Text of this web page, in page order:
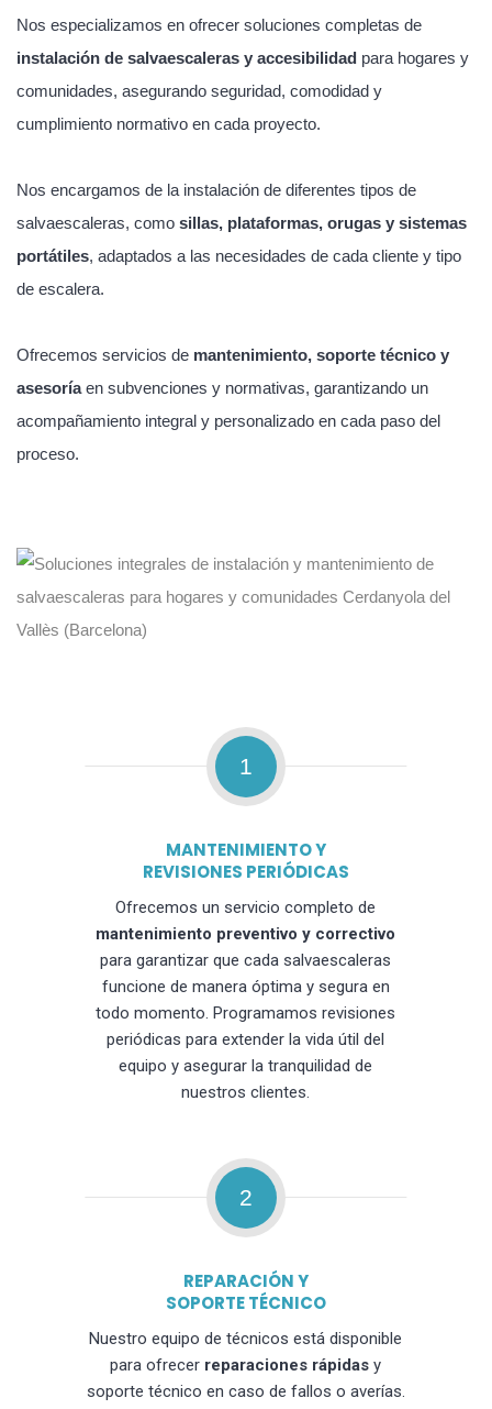
Nos especializamos en ofrecer soluciones completas de
instalación de salvaescaleras y accesibilidad para hogares y
comunidades, asegurando seguridad, comodidad y
cumplimiento normativo en cada proyecto.
Nos encargamos de la instalación de diferentes tipos de
salvaescaleras, como sillas, plataformas, orugas y sistemas
portátiles, adaptados a las necesidades de cada cliente y tipo
de escalera.
Ofrecemos servicios de mantenimiento, soporte técnico y
asesoríaen subvenciones y normativas, garantizando un
acompañamiento integral y personalizado en cada paso del
proceso.
1
MANTENIMIENTO Y
REVISIONES PERIÓDICAS
Ofrecemos un servicio completo de
mantenimiento preventivo y correctivo
para garantizar que cada salvaescaleras
funcione de manera óptima y segura en
todo momento. Programamos revisiones
periódicas para extender la vida útil del
equipo y asegurar la tranquilidad de
nuestros clientes.
2
REPARACIÓN Y
SOPORTE TÉCNICO
Nuestro equipo de técnicos está disponible
para ofrecer reparaciones rápidas y
soporte técnico en caso de fallos o averías.